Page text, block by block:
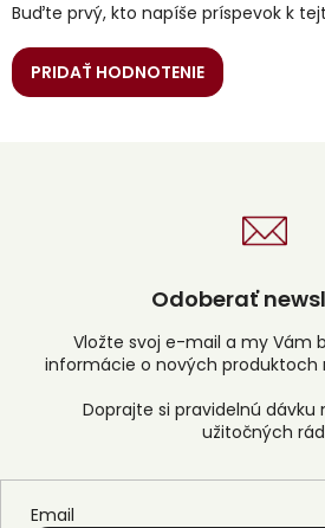
Buďte prvý, kto napíše príspevok k
PRIDAŤ HODNOTENIE
Odoberať
Vložte svoj e-mail a my Vám
informácie o nových produktoch
Email